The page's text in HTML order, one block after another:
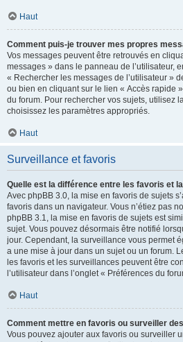
Haut
Comment puis-je trouver mes propres
Vos messages peuvent être retrouvés en
messages » dans le panneau de l’utilisateur,
« Rechercher les messages de l’utilisateur »
ou bien en cliquant sur le lien « Accès rapide
du forum. Pour rechercher vos sujets, utilisez
choisissez les paramètres appropriés.
Haut
Surveillance et favoris
Quelle est la différence entre les favoris et
Avec phpBB 3.0, la mise en favoris de sujets
favoris dans un navigateur. Vous n’étiez pas
phpBB 3.1, la mise en favoris de sujets est
sujet. Vous pouvez désormais être notifié
jour. Cependant, la surveillance vous permet
a une mise à jour dans un sujet ou un forum.
les favoris et les surveillances peuvent être
l’utilisateur dans l’onglet « Préférences du
Haut
Comment mettre en favoris ou surveiller
Vous pouvez ajouter aux favoris ou surveiller